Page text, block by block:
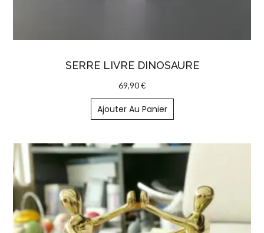
SERRE LIVRE DINOSAURE
69,90€
Ajouter Au Panier